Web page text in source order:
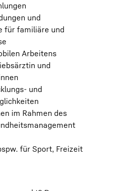
und
für familiäre und
Arbeitens
und
und
im Rahmen des
für Sport, Freizeit